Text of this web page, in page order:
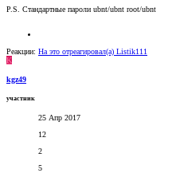
P.S. Стандартные пароли ubnt/ubnt root/ubnt
Реакции: На это отреагировал(а) Listik111
K
kgz49
участник
25 Апр 2017
12
2
5